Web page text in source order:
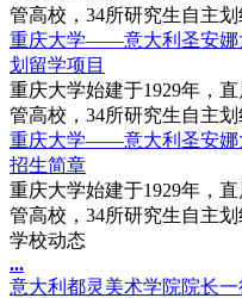
管高校，34所研究生自主划
重庆大学——意大利圣安娜
划留学项目
重庆大学始建于1929年，
管高校，34所研究生自主划
重庆大学——意大利圣安娜
招生简章
重庆大学始建于1929年，
管高校，34所研究生自主划
学校动态
...
意大利都灵美术学院院长